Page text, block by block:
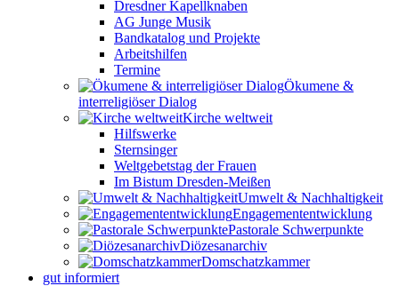
Dresdner Kapellknaben
AG Junge Musik
Bandkatalog und Projekte
Arbeitshilfen
Termine
Ökumene &
interreligiöser Dialog
Kirche weltweit
Hilfswerke
Sternsinger
Weltgebetstag der Frauen
Im Bistum Dresden-Meißen
Umwelt & Nachhaltigkeit
Engagemententwicklung
Pastorale Schwerpunkte
Diözesanarchiv
Domschatzkammer
gut informiert